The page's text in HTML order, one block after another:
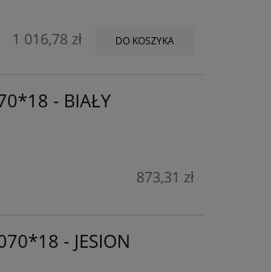
1 016,78 zł DO KOSZYKA
- BIAŁY
873,31 zł
- JESION